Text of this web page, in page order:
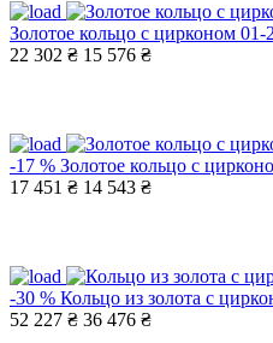
Золотое кольцо с цирконом 01-
22 302 ₴ 15 576 ₴
-17 % Золотое кольцо с
17 451 ₴ 14 543 ₴
-30 % Кольцо из золота с
52 227 ₴ 36 476 ₴